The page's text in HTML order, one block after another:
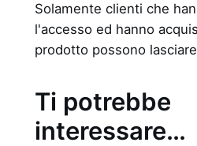
Solamente clienti che
l'accesso ed hanno
prodotto possono
Ti potrebbe
interessare…